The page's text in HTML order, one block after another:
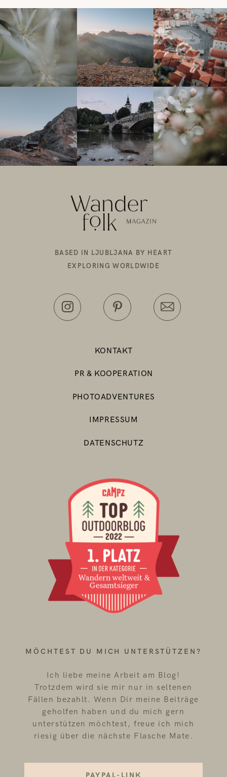
MÖCHTEST DU MICH UNTERSTÜTZEN?
KONTAKT
PR & KOOPERATION
PHOTOADVENTURES
IMPRESSUM
DATENSCHUTZ
Ich liebe meine Arbeit am Blog!
Trotzdem wird sie mir nur in seltenen
Fällen bezahlt. Wenn Dir meine Beiträge
geholfen haben und du mich gern
unterstützen möchtest, freue ich mich
riesig über die nächste Flasche Mate.
BASED IN LJUBLJANA BY HEART
EXPLORING WORLDWIDE